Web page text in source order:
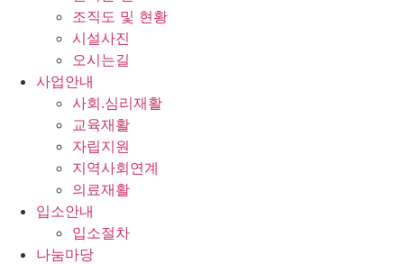
조직도 및 현황
시설사진
오시는길
사업안내
사회.심리재활
교육재활
자립지원
지역사회연계
의료재활
입소안내
입소절차
나눔마당